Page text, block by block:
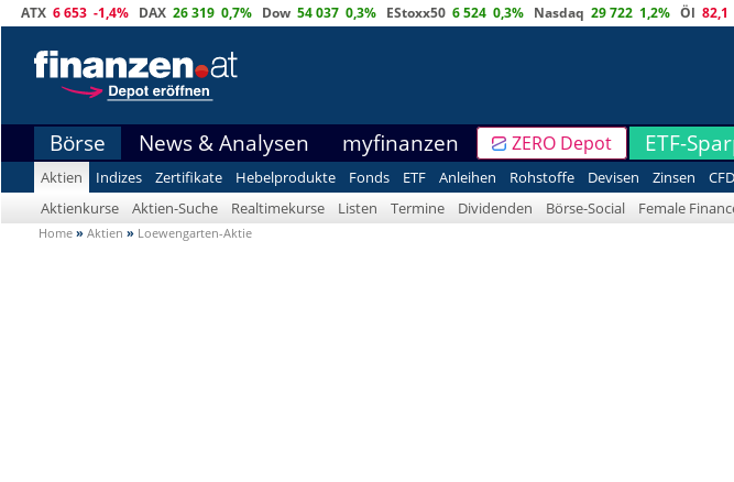
ATX 6 653 -1,4% DAX 26 319 0,7% Dow 54 037 0,3% EStoxx50 6 524 0,3% Nasdaq 29 722 1,2% Öl 82,1
Börse News & Analysen myfinanzen ZERO Depot ETF-
Aktien Indizes Zertifikate Hebelprodukte Fonds ETF Anleihen Rohstoffe Devisen Zinsen
Aktienkurse
Aktien-Suche Realtimekurse Listen Termine Dividenden Börse-Social Female
Home » Aktien » Loewengarten-Aktie